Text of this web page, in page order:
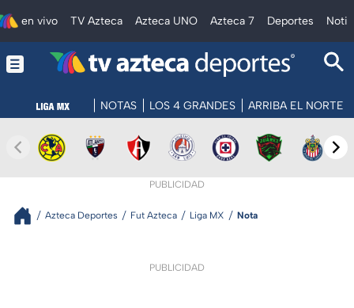
en vivo TV Azteca Azteca UNO Azteca 7 Deportes
NOTAS LOS 4 GRANDES ARRIBA EL NORTE
PUBLICIDAD
Azteca Deportes Fut Azteca Liga MX Nota
PUBLICIDAD